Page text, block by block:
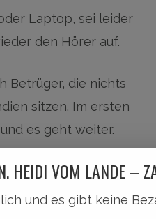
Laptop, sei leider
den Hörer auf.
Betrüger, die nichts
sitzen. Im ersten
es geht weiter.
HEIDI VOM LANDE –
und es gibt keine